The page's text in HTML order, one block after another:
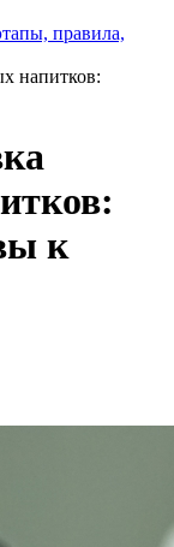
правила,
напитков:
к